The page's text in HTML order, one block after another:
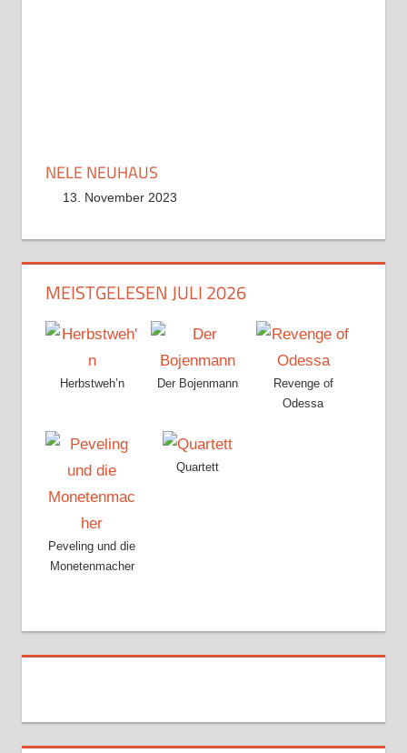
NELE NEUHAUS
13. November 2023
MEISTGELESEN JULI 2026
Herbstweh’n Der Bojenmann
Revenge of
Odessa
Peveling und die
Monetenmacher
Quartett